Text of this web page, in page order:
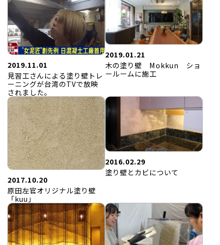
2019.11.01
見習工さんによる塗り壁トレ
ーニングが台湾のTVで放映
されました。
2019.01.21
木の塗り壁 Mokkun ショ
ールームに施工
2017.10.20
原田左官オリジナル塗り壁
「kuu」
2016.02.29
塗り壁とカビについて